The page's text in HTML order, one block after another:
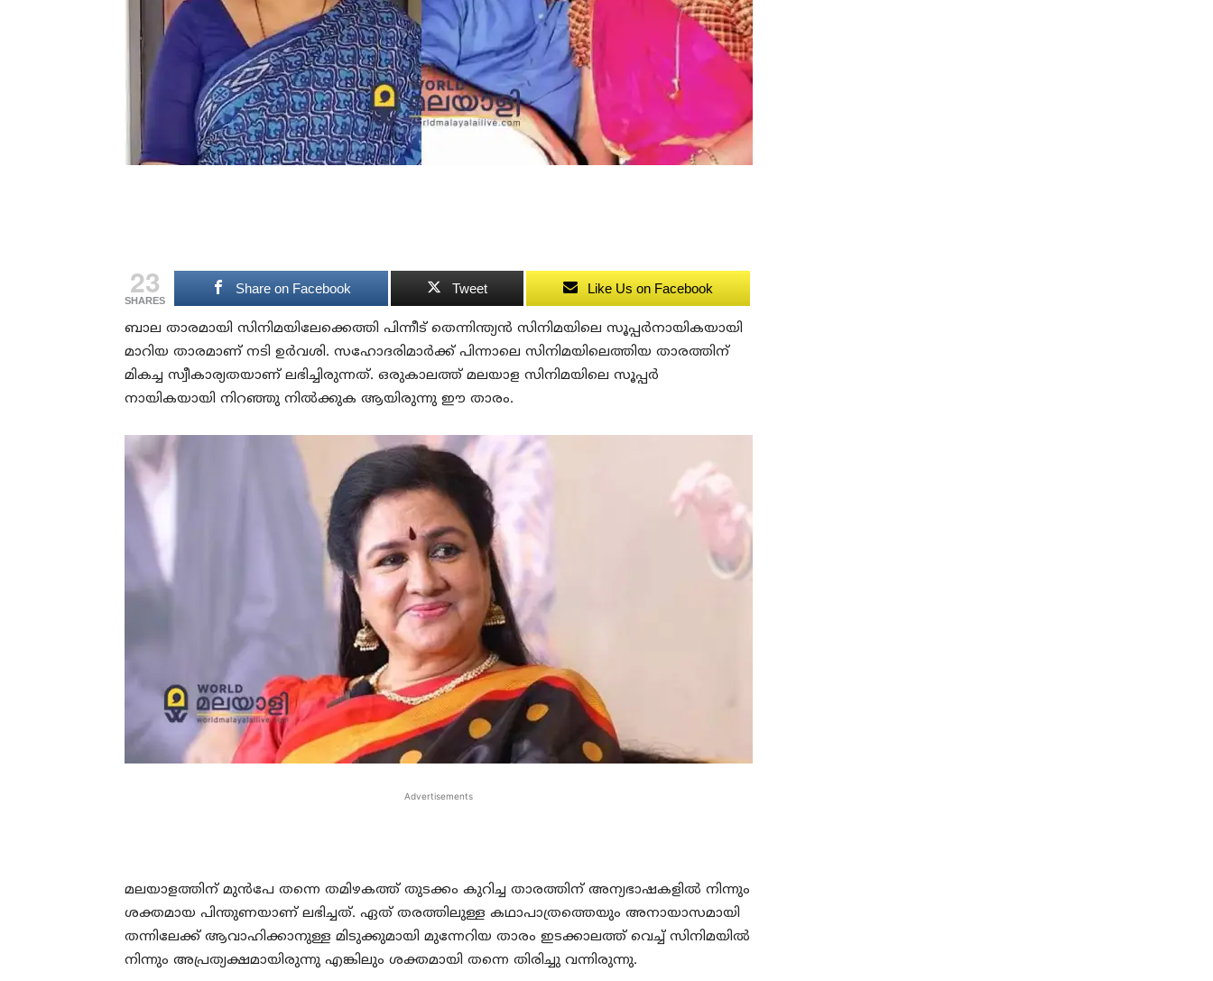
23
SHARES
Share on Facebook Tweet Like Us on Facebook
ബാല താരമായി സിനിമയിലേക്കെത്തി പിന്നീട് തെന്നിന്ത്യന്‍ സിനിമയിലെ സൂപ്പര്‍നായികയായി
മാറിയ താരമാണ് നടി ഉര്‍വശി. സഹോദരിമാര്‍ക്ക് പിന്നാലെ സിനിമയിലെത്തിയ താരത്തിന്
മികച്ച സ്വീകാര്യതയാണ് ലഭിച്ചിരുന്നത്. ഒരുകാലത്ത് മലയാള സിനിമയിലെ സൂപ്പര്‍
നായികയായി നിറഞ്ഞു നില്‍ക്കുക ആയിരുന്നു ഈ താരം.
Advertisements
മലയാളത്തിന് മുന്‍പേ തന്നെ തമിഴകത്ത് തുടക്കം കുറിച്ച താരത്തിന് അന്യഭാഷകളില്‍ നിന്നും
ശക്തമായ പിന്തുണയാണ് ലഭിച്ചത്. ഏത് തരത്തിലുള്ള കഥാപാത്രത്തെയും അനായാസമായി
തന്നിലേക്ക് ആവാഹിക്കാനുള്ള മിടുക്കുമായി മുന്നേറിയ താരം ഇടക്കാലത്ത് വെച്ച് സിനിമയില്‍
നിന്നും അപ്രത്യക്ഷമായിരുന്നു എങ്കിലും ശക്തമായി തന്നെ തിരിച്ചു വന്നിരുന്നു.